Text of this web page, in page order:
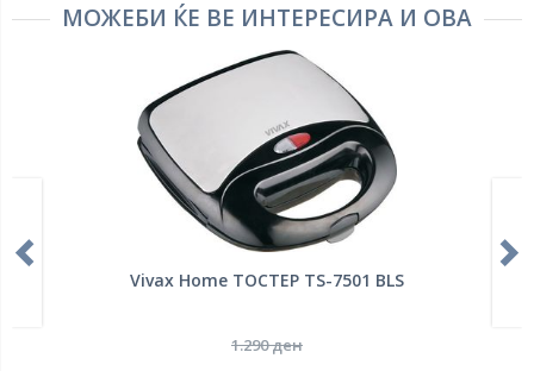
МОЖЕБИ ЌЕ ВЕ ИНТЕРЕСИРА И ОВА
Vivax Home ТОСТЕР TS-7501 BLS
1.290 ден